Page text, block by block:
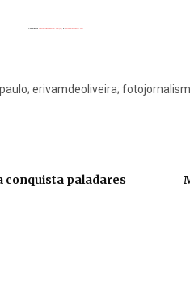
erivamdeoliveira;
conquista paladares